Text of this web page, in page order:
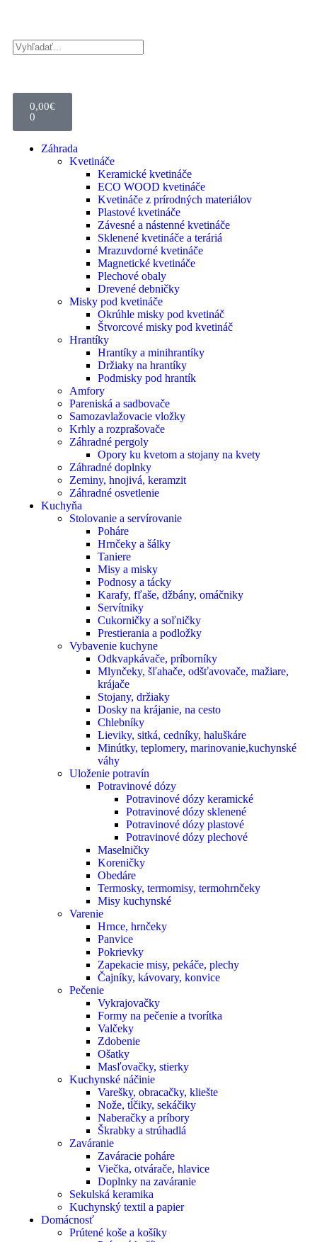
0,00€
0
Záhrada
Kvetináče
Keramické kvetináče
ECO WOOD kvetináče
Kvetináče z prírodných materiálov
Plastové kvetináče
Závesné a nástenné kvetináče
Sklenené kvetináče a teráriá
Mrazuvdorné kvetináče
Magnetické kvetináče
Plechové obaly
Drevené debničky
Misky pod kvetináče
Okrúhle misky pod kvetináč
Štvorcové misky pod kvetináč
Hrantíky
Hrantíky a minihrantíky
Držiaky na hrantíky
Podmisky pod hrantík
Amfory
Pareniská a sadbovače
Samozavlažovacie vložky
Krhly a rozprašovače
Záhradné pergoly
Opory ku kvetom a stojany na kvety
Záhradné doplnky
Zeminy, hnojivá, keramzit
Záhradné osvetlenie
Kuchyňa
Stolovanie a servírovanie
Poháre
Hrnčeky a šálky
Taniere
Misy a misky
Podnosy a tácky
Karafy, fľaše, džbány, omáčniky
Servítniky
Cukorničky a soľničky
Prestierania a podložky
Vybavenie kuchyne
Odkvapkávače, príborníky
Mlynčeky, šľahače, odšťavovače, mažiare,
krájače
Stojany, držiaky
Dosky na krájanie, na cesto
Chlebníky
Lieviky, sitká, cedníky, haluškáre
Minútky, teplomery, marinovanie,kuchynské
váhy
Uloženie potravín
Potravinové dózy
Potravinové dózy keramické
Potravinové dózy sklenené
Potravinové dózy plastové
Potravinové dózy plechové
Maselničky
Koreničky
Obedáre
Termosky, termomisy, termohrnčeky
Misy kuchynské
Varenie
Hrnce, hrnčeky
Panvice
Pokrievky
Zapekacie misy, pekáče, plechy
Čajníky, kávovary, konvice
Pečenie
Vykrajovačky
Formy na pečenie a tvorítka
Valčeky
Zdobenie
Ošatky
Masľovačky, stierky
Kuchynské náčinie
Varešky, obracačky, kliešte
Nože, tĺčiky, sekáčiky
Naberačky a príbory
Škrabky a strúhadlá
Zaváranie
Zaváracie poháre
Viečka, otvárače, hlavice
Doplnky na zaváranie
Sekulská keramika
Kuchynský textil a papier
Domácnosť
Prútené koše a košíky